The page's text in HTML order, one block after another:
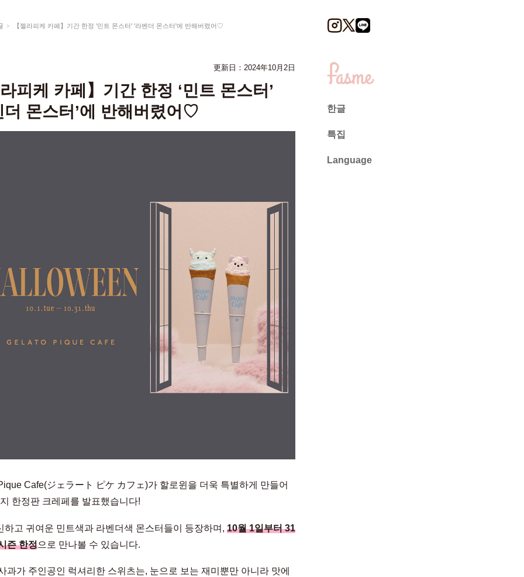
【젤라피케 카페】기간 한정 '민트 몬스터' '라벤더 몬스터'에 반해버렸어♡
更新日： 2024年10月2日
피케 카페】기간 한정 ‘민트 몬스터’
더 몬스터’에 반해버렸어♡
Cafe(ジェラート ピケ カフェ)가 할로윈을 더욱 특별하게 만들어
한정판 크레페를 발표했습니다!
하고 귀여운 민트색과 라벤더색 몬스터들이 등장하며, 10월 1일부터 31
즌 한정으로 만나볼 수 있습니다.
과가 주인공인 럭셔리한 스위츠는, 눈으로 보는 재미뿐만 아니라 맛에
한글
특집
Language